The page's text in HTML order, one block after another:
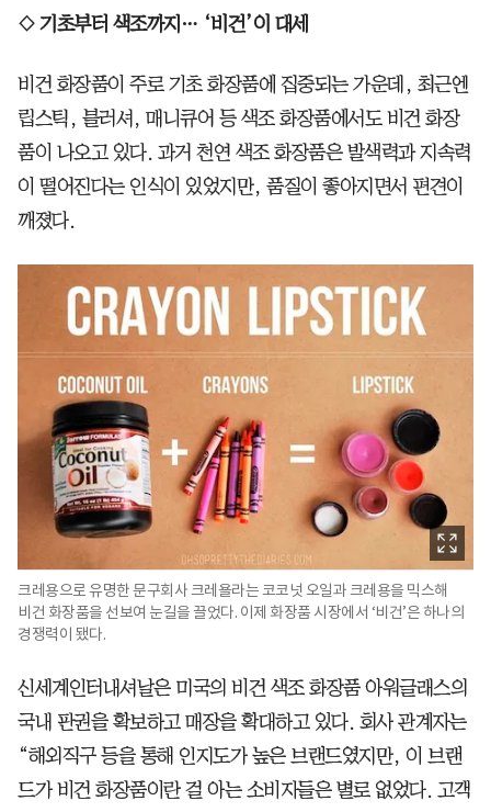
◇ 기초부터 색조까지… ‘비건’이 대세
비건 화장품이 주로 기초 화장품에 집중되는 가운데, 최근엔
립스틱, 블러셔, 매니큐어 등 색조 화장품에서도 비건 화장
품이 나오고 있다. 과거 천연 색조 화장품은 발색력과 지속력
이 떨어진다는 인식이 있었지만, 품질이 좋아지면서 편견이
깨졌다.
크레용으로 유명한 문구회사 크레욜라는 코코넛 오일과 크레용을 믹스해
비건 화장품을 선보여 눈길을 끌었다. 이제 화장품 시장에서 ‘비건’은 하나의
경쟁력이 됐다.
신세계인터내셔날은 미국의 비건 색조 화장품 아워글래스의
국내 판권을 확보하고 매장을 확대하고 있다. 회사 관계자는
“해외직구 등을 통해 인지도가 높은 브랜드였지만, 이 브랜
드가 비건 화장품이란 걸 아는 소비자들은 별로 없었다. 고객